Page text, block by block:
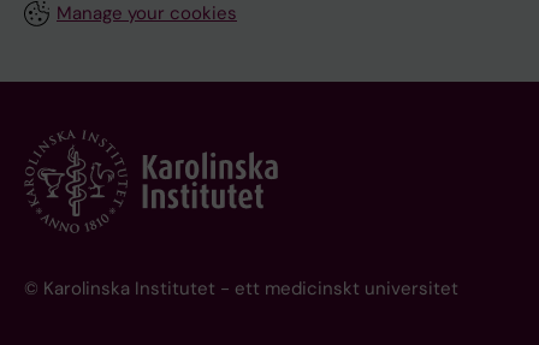
Manage your cookies
© Karolinska Institutet - ett medicinskt universitet